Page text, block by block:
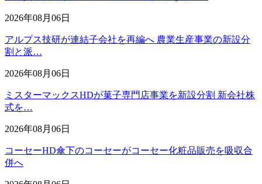
2026年08月06日
アルプス技研が連結子会社を再編へ 農業生産事業の新設分
割と派…
2026年08月06日
ミスターマックスHDが菓子専門店事業を新設分割 新会社株
式を…
2026年08月06日
コーセーHD傘下のコーセーがコーセー化粧品販売を吸収合
併へ